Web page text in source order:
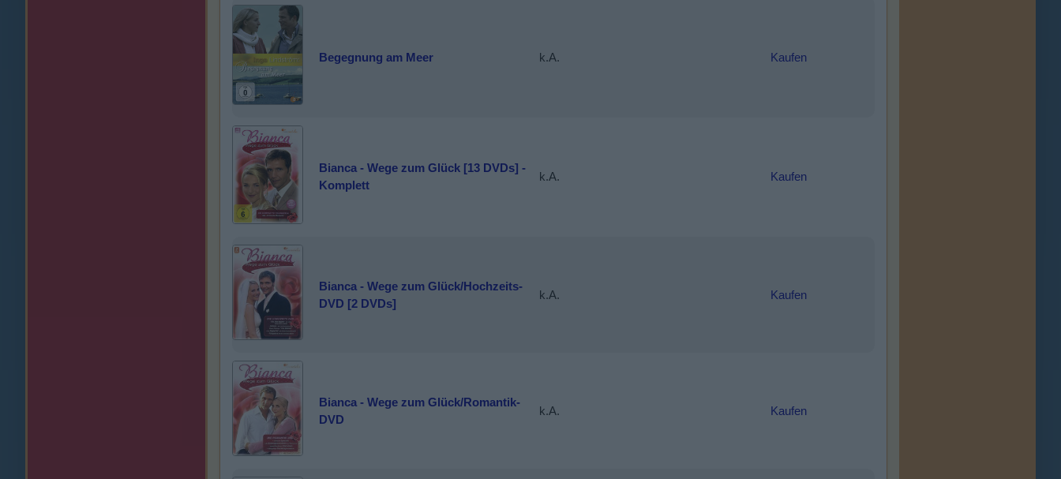
Begegnung am Meer k.A. Kaufen
Bianca - Wege zum Glück [13 DVDs] -
Komplett
k.A. Kaufen
Bianca - Wege zum Glück/Hochzeits-
DVD [2 DVDs]
k.A. Kaufen
Bianca - Wege zum Glück/Romantik-
DVD
k.A. Kaufen